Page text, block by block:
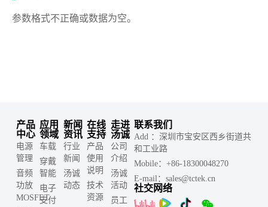
参数格式不正确或数据为空。
产品
中心
电源
管理
音频
功放
MOSFET
应用
领域
车载
穿戴
智能
电子
支付
新闻
资讯
行业
新闻
汤诚
动态
在线
支持
产品
使用
说明
技术
资源
走进
汤诚
公司
介绍
汤诚
活动
员工
联系我们
Add ：深圳市宝安区西乡街道共
和工业路
Mobile：+86-18300048270
E-mail：sales@tctek.cn
社交网络